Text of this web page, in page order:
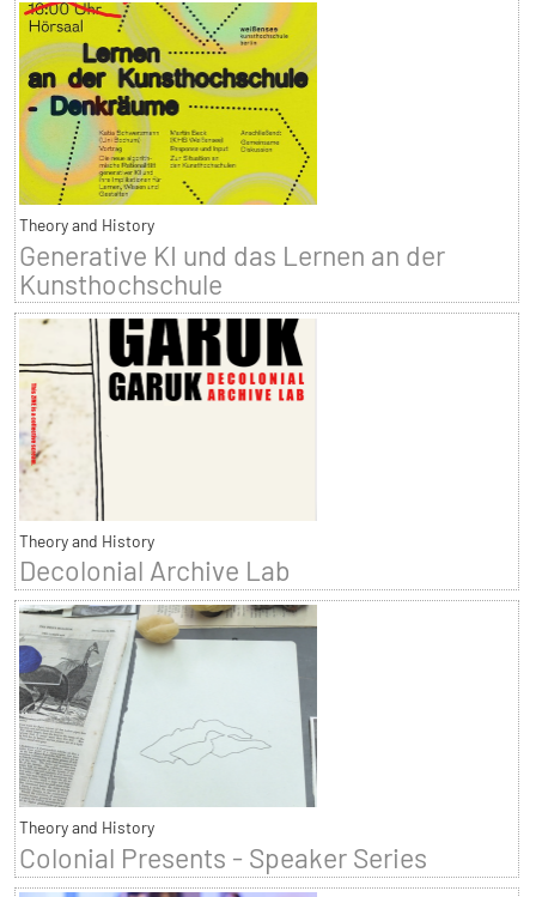
Theory and History
Generative KI und das Lernen an der
Kunsthochschule
Theory and History
Decolonial Archive Lab
Theory and History
Colonial Presents - Speaker Series